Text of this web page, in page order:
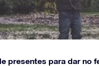
presentes para dar no